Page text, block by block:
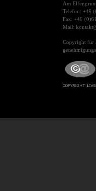
Am
Telefon: +49
Fax: +49
Mail:
Copyright für